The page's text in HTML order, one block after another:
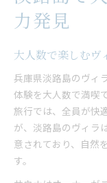
力発見
大人数で楽しむヴ
兵庫県淡路島のヴィ
体験を大人数で満喫
旅行では、全員が快
が、淡路島のヴィラ
意されており、自然
す。